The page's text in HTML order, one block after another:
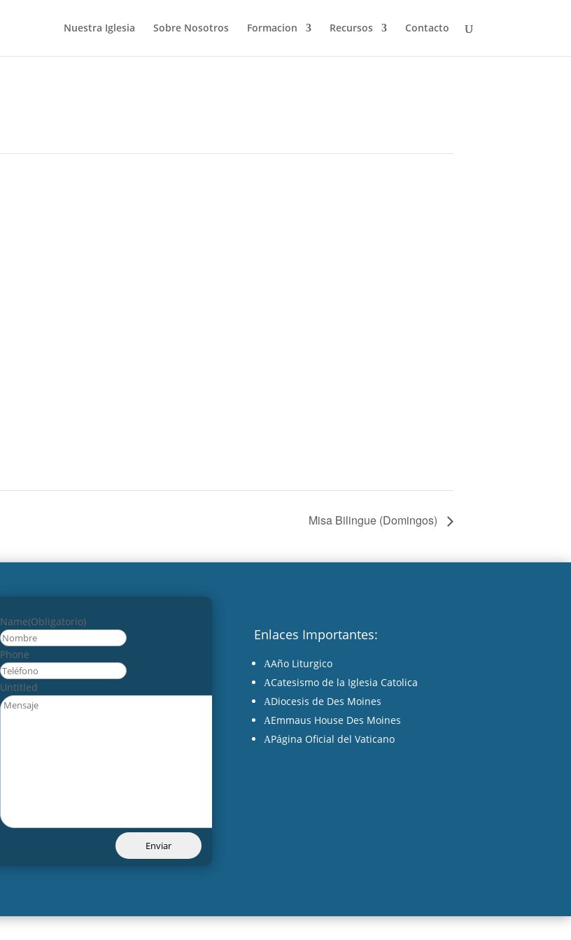
Nuestra Iglesia Sobre Nosotros Formacion Recursos Contacto
Misa Bilingue (Domingos)
Name(Obligatorio)
Nombre
Phone
Untitled
Enlaces Importantes:
AAño Liturgico
ACatesismo de la Iglesia Catolica
ADiocesis de Des Moines
AEmmaus House Des Moines
APágina Oficial del Vaticano